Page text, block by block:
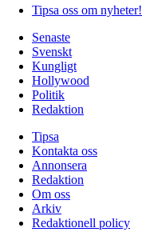
Tipsa oss om nyheter!
Senaste
Svenskt
Kungligt
Hollywood
Politik
Redaktion
Tipsa
Kontakta oss
Annonsera
Redaktion
Om oss
Arkiv
Redaktionell policy